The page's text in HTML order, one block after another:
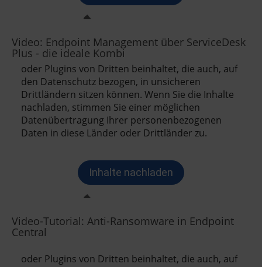
Video: Endpoint Management über ServiceDesk
Plus - die ideale Kombi
Video-Tutorial: Anti-Ransomware in Endpoint
Central